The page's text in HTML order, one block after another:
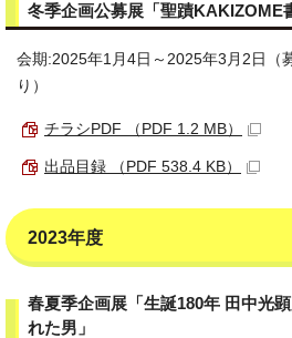
冬季企画公募展「聖蹟KAKIZOME
会期:2025年1月4日～2025年3月2日（
り）
チラシPDF （PDF 1.2 MB）
出品目録 （PDF 538.4 KB）
2023年度
春夏季企画展「生誕180年 田中光
れた男」